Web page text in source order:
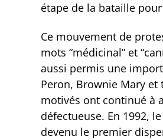
étape de la bataille
Ce mouvement de
mots “médicinal” et
aussi permis une
Peron, Brownie Mary et
motivés ont continué à
défectueuse. En 1992,
devenu le premier